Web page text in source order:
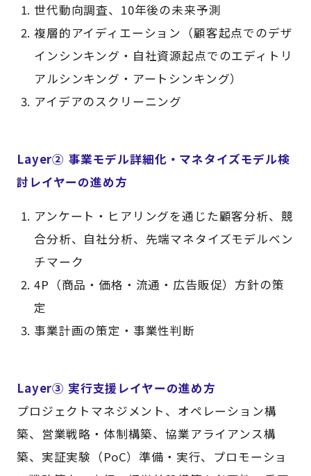
世代動向調査、10年後の未来予測
複層的アイディエーション（顧客起点でのデザ
インシンキング・自社資源起点でのエディトリ
アルシンキング・アートシンキング）
アイデアのスクリーニング
Layer② 事業モデル詳細化・マネタイズモデル検
討レイヤーの進め方
アンケート・ヒアリングを通じた顧客分析、競
合分析、自社分析、先端マネタイズモデルベン
チマーク
4P（商品・価格・流通・広告販促）方針の策
定
事業計画の策定・事業性判断
Layer③ 実行支援レイヤーの進め方
プロジェクトマネジメント、オペレーション構
築、営業戦略・体制構築、協業アライアンス構
築、実証実験（PoC）準備・実行、プロモーショ